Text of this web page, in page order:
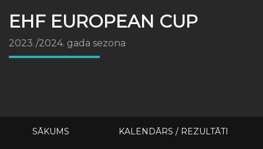
EHF EUROPEAN CUP
2023./2024. gada sezona
SĀKUMS KALENDĀRS / REZULTĀTI